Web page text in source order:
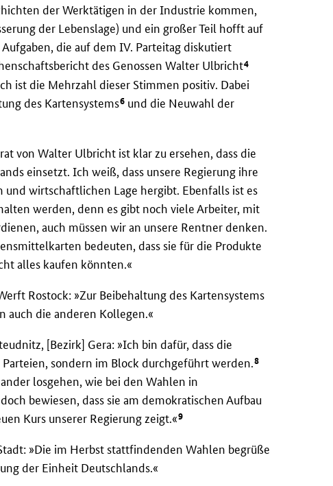
der Werktätigen in der Industrie kommen,
der Lebenslage) und ein großer Teil hofft auf
die auf dem IV. Parteitag diskutiert
des Genossen Walter Ulbricht4
ist die Mehrzahl dieser Stimmen positiv. Dabei
des Kartensystems6 und die Neuwahl der
von Walter Ulbricht ist klar zu ersehen, dass die
einsetzt. Ich weiß, dass unsere Regierung ihre
wirtschaftlichen Lage hergibt. Ebenfalls ist es
werden, denn es gibt noch viele Arbeiter, mit
auch müssen wir an unsere Rentner denken.
bedeuten, dass sie für die Produkte
alles kaufen könnten.«
Rostock: »Zur Beibehaltung des Kartensystems
auch die anderen Kollegen.«
[Bezirk] Gera: »Ich bin dafür, dass die
sondern im Block durchgeführt werden.8
losgehen, wie bei den Wahlen in
bewiesen, dass sie am demokratischen Aufbau
Kurs unserer Regierung zeigt.«9
»Die im Herbst stattfindenden Wahlen begrüße
der Einheit Deutschlands.«